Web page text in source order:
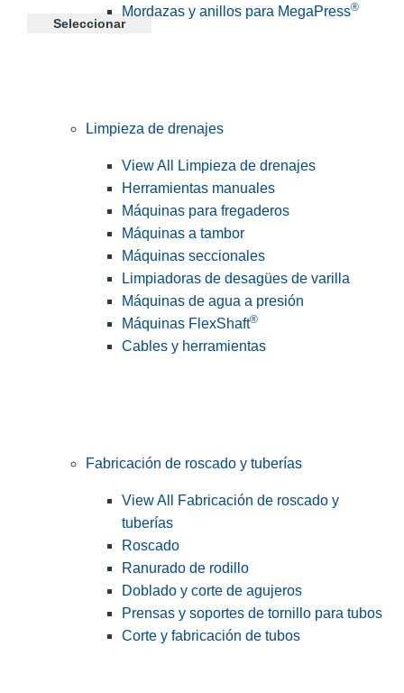
Seleccionar
Mordazas y anillos para MegaPress®
Limpieza de drenajes
View All Limpieza de drenajes
Herramientas manuales
Máquinas para fregaderos
Máquinas a tambor
Máquinas seccionales
Limpiadoras de desagües de varilla
Máquinas de agua a presión
Máquinas FlexShaft®
Cables y herramientas
Fabricación de roscado y tuberías
View All Fabricación de roscado y
tuberías
Roscado
Ranurado de rodillo
Doblado y corte de agujeros
Prensas y soportes de tornillo para tubos
Corte y fabricación de tubos